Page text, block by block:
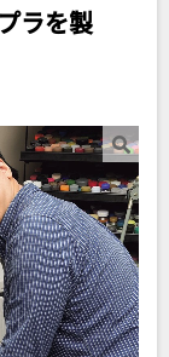
ラを製